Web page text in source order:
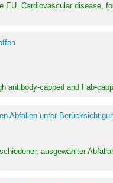
EU. Cardiovascular disease,
antibody-capped and Fab-
Abfällen unter
ausgewählter